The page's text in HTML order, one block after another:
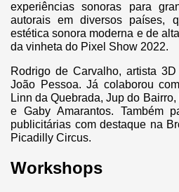
experiências sonoras para
autorais em diversos países,
estética sonora moderna e de
da vinheta do Pixel Show 2022.
Rodrigo de Carvalho, artista
João Pessoa. Já colaborou
Linn da Quebrada, Jup do
e Gaby Amarantos. Também
publicitárias com destaque na
Picadilly Circus.
Workshops